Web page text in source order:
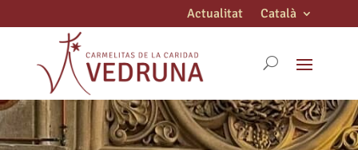
Actualitat Català